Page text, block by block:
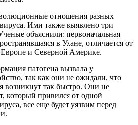
отношения разных
Ими также выявлено три
объяснили: первоначальная
в Ухане, отличается от
и Северной Америке.
патогена вызвала у
так как они не ожидали, что
возникнут так быстро. Они не
который привился от одной
все еще будет уязвим перед